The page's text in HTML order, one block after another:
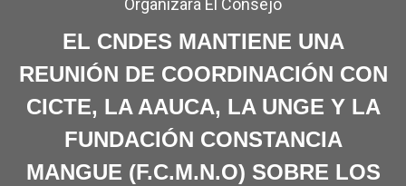
Organizará El Consejo
EL CNDES MANTIENE UNA
REUNIÓN DE COORDINACIÓN CON
CICTE, LA AAUCA, LA UNGE Y LA
FUNDACIÓN CONSTANCIA
MANGUE (F.C.M.N.O) SOBRE LOS